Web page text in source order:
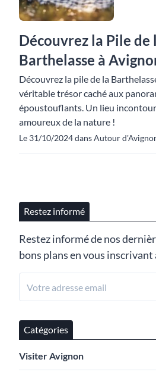
Découvrez la Pile de
Barthelasse à
Découvrez la pile de la
véritable trésor caché aux
époustouflants. Un lieu
amoureux de la nature !
Le 31/10/2024 dans Autour
Restez informé
Restez informé de nos
bons plans en vous
Catégories
Visiter Avignon